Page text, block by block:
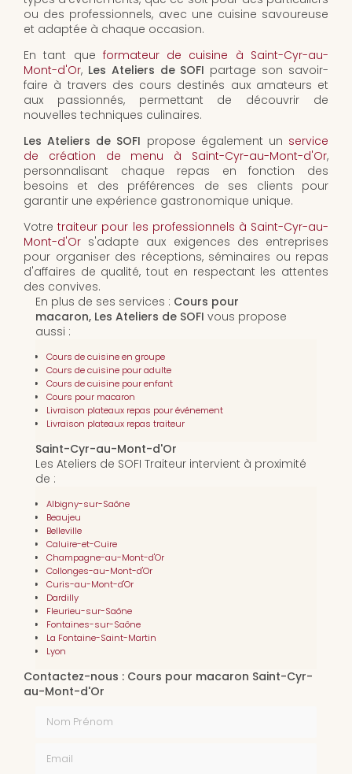
ou des professionnels, avec une cuisine savoureuse
et adaptée à chaque occasion.
En tant que formateur de cuisine à Saint-Cyr-au-
Mont-d'Or, Les Ateliers de SOFI partage son savoir-
faire à travers des cours destinés aux amateurs et
aux passionnés, permettant de découvrir de
nouvelles techniques culinaires.
Les Ateliers de SOFI propose également un service
de création de menu à Saint-Cyr-au-Mont-d'Or,
personnalisant chaque repas en fonction des
besoins et des préférences de ses clients pour
garantir une expérience gastronomique unique.
Votretraiteur pour les professionnels à Saint-Cyr-au-
Mont-d'Or s'adapte aux exigences des entreprises
pour organiser des réceptions, séminaires ou repas
d'affaires de qualité, tout en respectant les attentes
des convives.
En plus de ses services : Cours pour
macaron, Les Ateliers de SOFI vous propose
aussi :
Cours de cuisine en groupe
Cours de cuisine pour adulte
Cours de cuisine pour enfant
Cours pour macaron
Livraison plateaux repas pour événement
Livraison plateaux repas traiteur
Saint-Cyr-au-Mont-d'Or
Les Ateliers de SOFI Traiteur intervient à proximité
de :
Albigny-sur-Saône
Beaujeu
Belleville
Caluire-et-Cuire
Champagne-au-Mont-d'Or
Collonges-au-Mont-d'Or
Curis-au-Mont-d'Or
Dardilly
Fleurieu-sur-Saône
Fontaines-sur-Saône
La Fontaine-Saint-Martin
Lyon
Contactez-nous : Cours pour macaron Saint-Cyr-
au-Mont-d'Or